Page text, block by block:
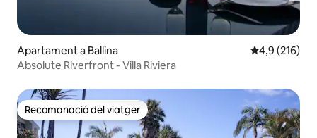
Apartament a Ballina 4,9 de
4,9 (216)
Absolute Riverfront - Villa Riviera
Recomanació del viatger
Recomanació del viatger